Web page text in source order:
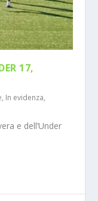
17,
, In evidenza,
e dell’Under